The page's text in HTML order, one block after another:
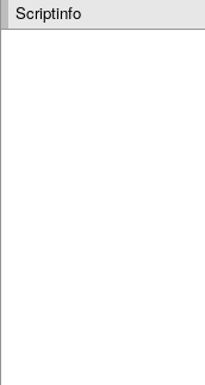
Scriptinfo